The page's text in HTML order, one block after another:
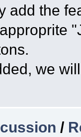
add the
we
/